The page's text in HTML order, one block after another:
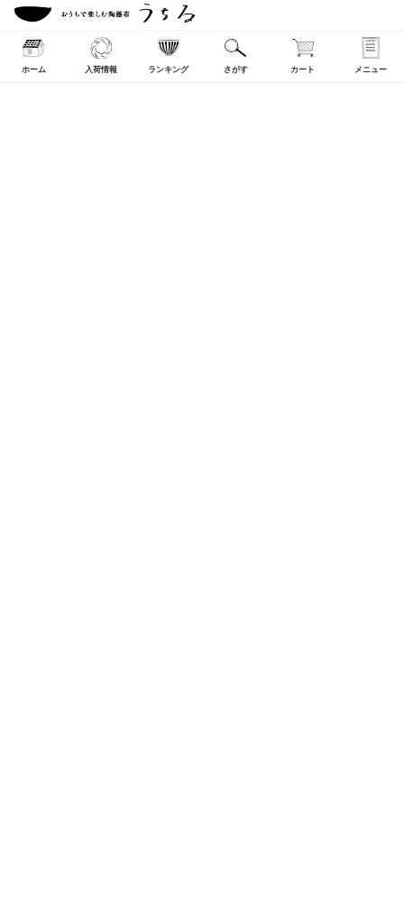
ホーム 入荷情報 ランキング さがす カート メニュー